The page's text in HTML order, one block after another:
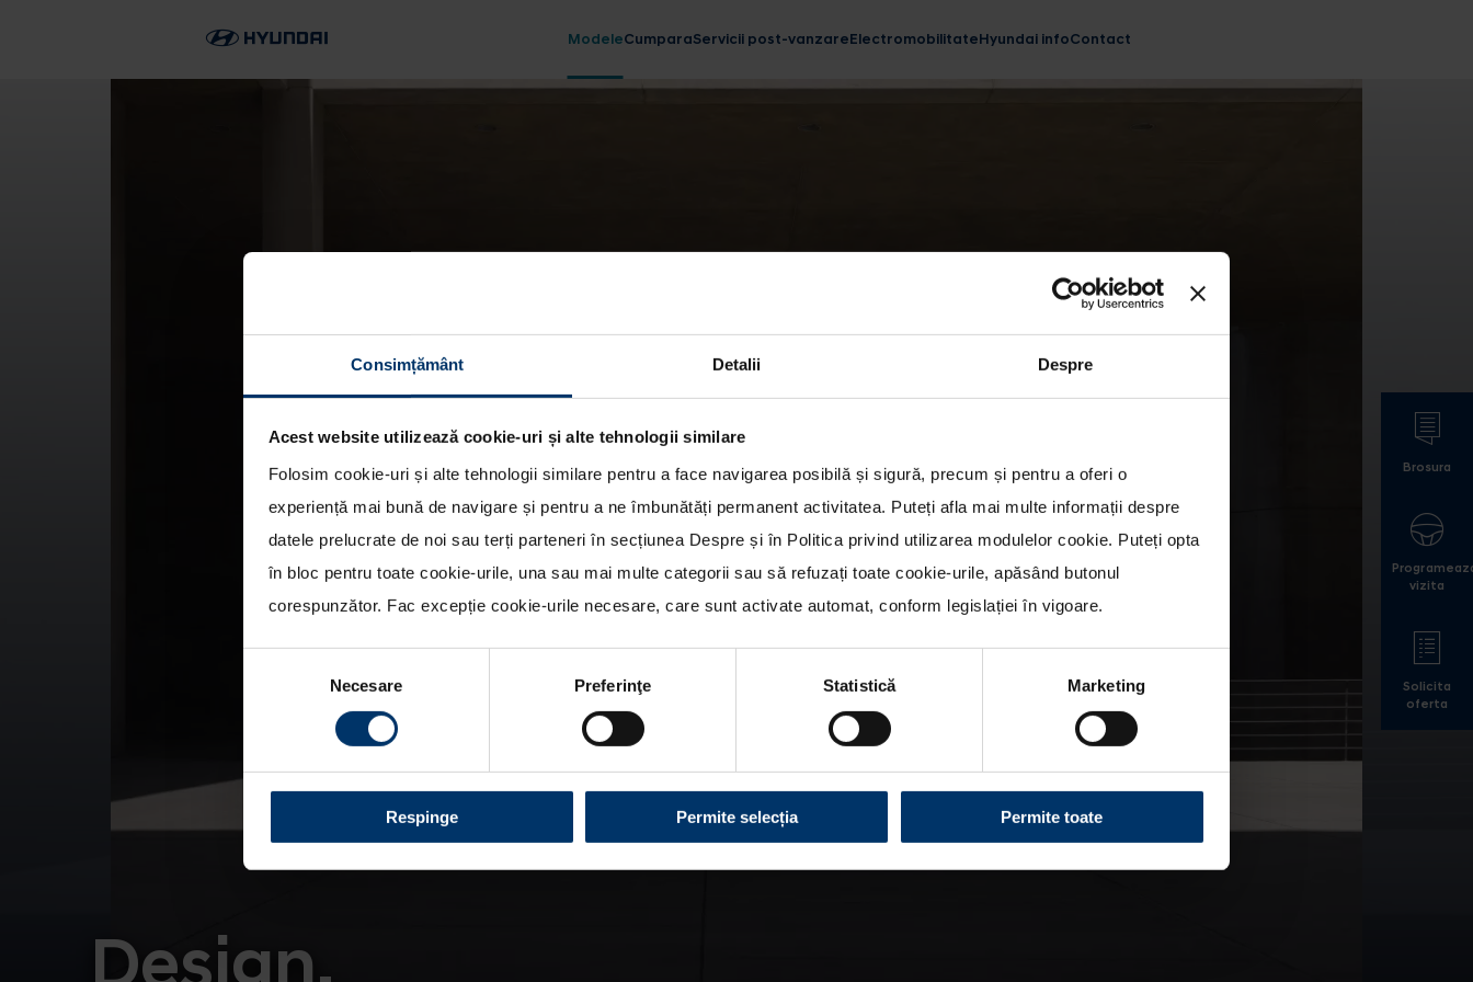
Consimțământ Detalii Despre
Acest website utilizează cookie-uri și alte tehnologii similare
Folosim cookie-uri și alte tehnologii similare pentru a face navigarea posibilă și sigură, precum și pentru a oferi o
experiență mai bună de navigare și pentru a ne îmbunătăți permanent activitatea. Puteți afla mai multe informații despre
datele prelucrate de noi sau terți parteneri în secțiunea Despre și în Politica privind utilizarea modulelor cookie. Puteți opta
în bloc pentru toate cookie-urile, una sau mai multe categorii sau să refuzați toate cookie-urile, apăsând butonul
corespunzător. Fac excepție cookie-urile necesare, care sunt activate automat, conform legislației în vigoare.
consimțământului
Necesare Preferinţe Statistică Marketing
Respinge Permite selecția Permite toate
Design.
ModeleCumparaServicii post-vanzareElectromobilitateHyundai infoContact
Brosura
vizita
Solicita
oferta